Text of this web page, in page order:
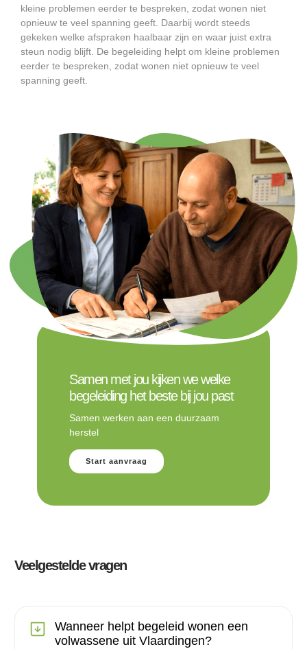
kleine problemen eerder te bespreken, zodat wonen niet
opnieuw te veel spanning geeft. Daarbij wordt steeds
gekeken welke afspraken haalbaar zijn en waar juist extra
steun nodig blijft. De begeleiding helpt om kleine problemen
eerder te bespreken, zodat wonen niet opnieuw te veel
spanning geeft.
Samen met jou kijken we welke
begeleiding het beste bij jou past
Samen werken aan een duurzaam
herstel
Start aanvraag
Veelgestelde vragen
Wanneer helpt begeleid wonen een
volwassene uit Vlaardingen?